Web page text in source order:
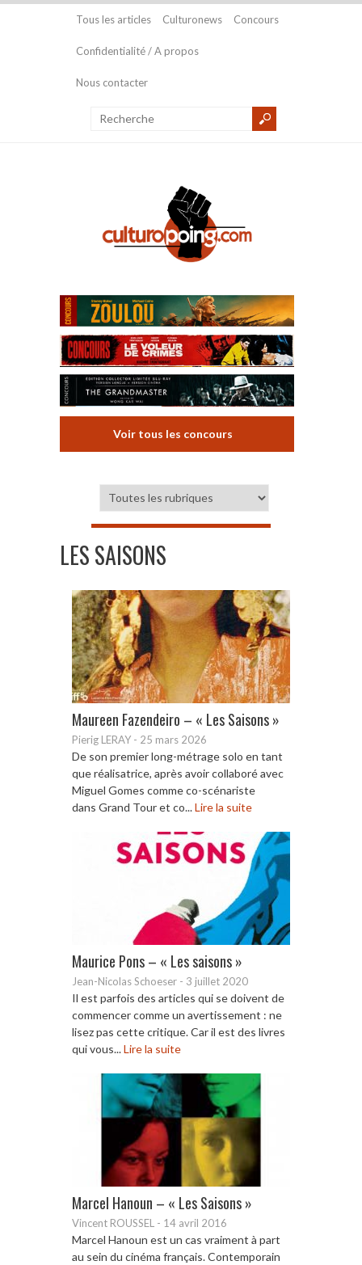
Tous les articles Culturonews Concours
Confidentialité / A propos
Nous contacter
Voir tous les concours
LES SAISONS
Maureen Fazendeiro – « Les Saisons »
Pierig LERAY - 25 mars 2026
De son premier long-métrage solo en tant
que réalisatrice, après avoir collaboré avec
Miguel Gomes comme co-scénariste
dans Grand Tour et co...Lire la suite
Maurice Pons – « Les saisons »
Jean-Nicolas Schoeser - 3 juillet 2020
Il est parfois des articles qui se doivent de
commencer comme un avertissement : ne
lisez pas cette critique. Car il est des livres
qui vous...Lire la suite
Marcel Hanoun – « Les Saisons »
Vincent ROUSSEL - 14 avril 2016
Marcel Hanoun est un cas vraiment à part
au sein du cinéma français. Contemporain